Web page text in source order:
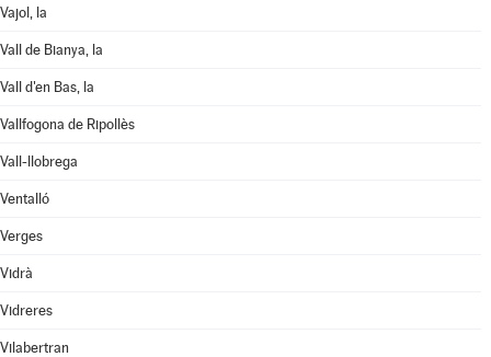
Vajol, la
Vall de Bianya, la
Vall d'en Bas, la
Vallfogona de Ripollès
Vall-llobrega
Ventalló
Verges
Vidrà
Vidreres
Vilabertran